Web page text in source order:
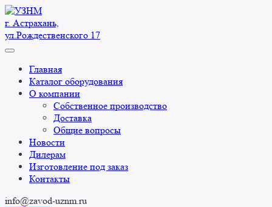
Перейти
к
содержанию
г. Астрахань,
ул.Рождественского 17
Главная
Каталог оборудования
О компании
Собственное производство
Доставка
Общие вопросы
Новости
Дилерам
Изготовление под заказ
Контакты
info@zavod-uznm.ru